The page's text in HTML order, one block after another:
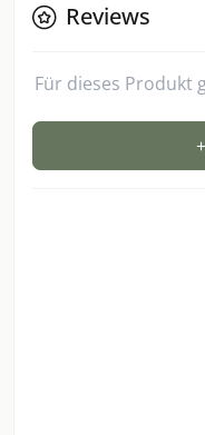
Reviews
Für dieses Produkt